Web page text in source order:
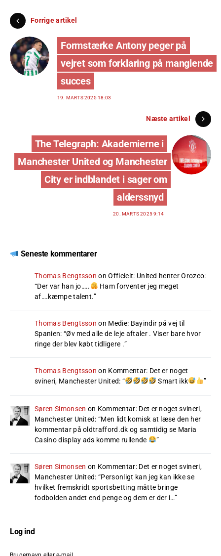
Forrige artikel
Formstærke Antony peger på
vejret som forklaring på manglende
succes
19. MARTS 2025 18:03
Næste artikel
The Telegraph: Akademierne i
Manchester United og Manchester
City er indblandet i sager om
alderssnyd
20. MARTS 2025 9:14
Seneste kommentarer
Thomas Bengtsson onOfficielt: United henter Orozco:
“Der var han jo…..
Ham forventer jeg meget
af….kæmpe talent.”
Thomas Bengtsson on Medie: Bayindir på vej til
Spanien: “Øv med alle de leje aftaler . Viser bare hvor
ringe der blev købt tidligere .”
Thomas Bengtsson on Kommentar: Det er noget
svineri, Manchester United: “ Smart ikk ”
Søren Simonsen on Kommentar: Det er noget svineri,
Manchester United: “Men lidt komisk at læse den her
kommentar på oldtrafford.dk og samtidig se Maria
Casino display ads komme rullende
”
Søren Simonsen on Kommentar: Det er noget svineri,
Manchester United: “Personligt kan jeg kan ikke se
hvilket fremskridt sportsbetting måtte bringe
fodbolden andet end penge og dem er der i…”
Log ind